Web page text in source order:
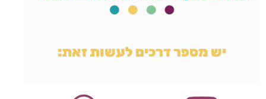
יש מספר דרכים לעשות זאת: